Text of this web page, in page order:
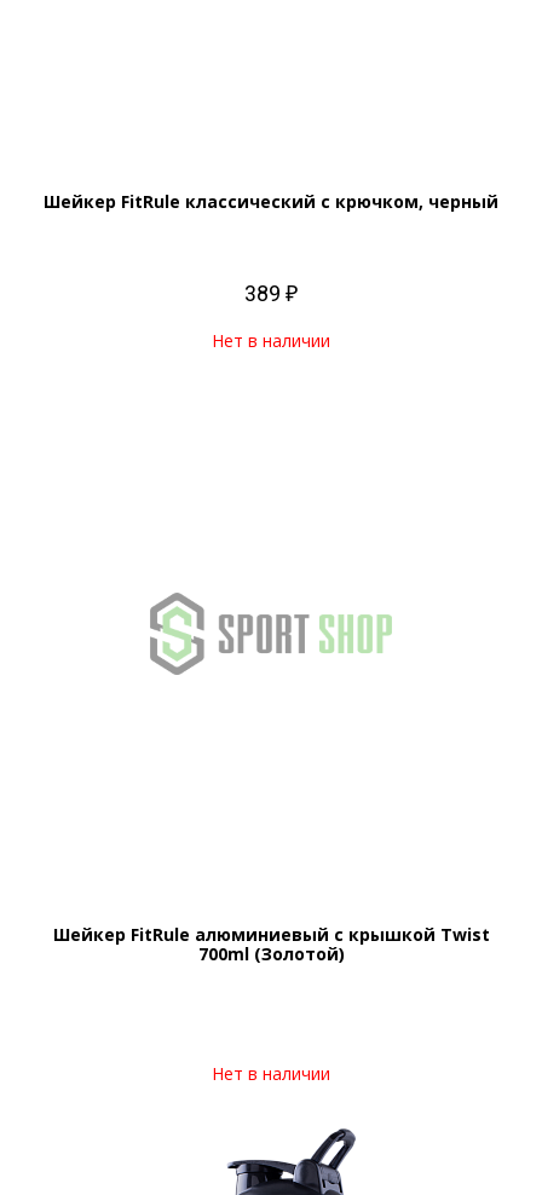
Шейкер FitRule классический с крючком, черный
389 ₽
Нет в наличии
Шейкер FitRule алюминиевый с крышкой Twist
700ml (Золотой)
Нет в наличии